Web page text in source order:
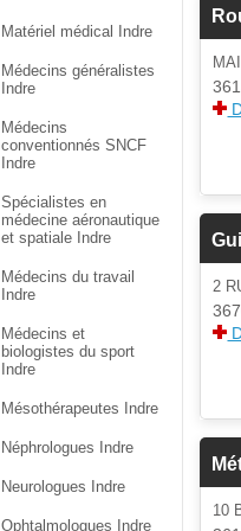
Matériel médical Indre
Médecins généralistes
Indre
Médecins
conventionnés SNCF
Indre
Spécialistes en
médecine aéronautique
et spatiale Indre
Médecins du travail
Indre
Médecins et
biologistes du sport
Indre
Mésothérapeutes Indre
Néphrologues Indre
Neurologues Indre
Ophtalmologues Indre
2
10